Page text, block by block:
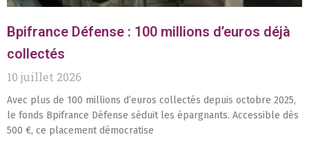
Bpifrance Défense : 100 millions d’euros déjà
collectés
10 juillet 2026
Avec plus de 100 millions d’euros collectés depuis octobre 2025,
le fonds Bpifrance Défense séduit les épargnants. Accessible dès
500 €, ce placement démocratise